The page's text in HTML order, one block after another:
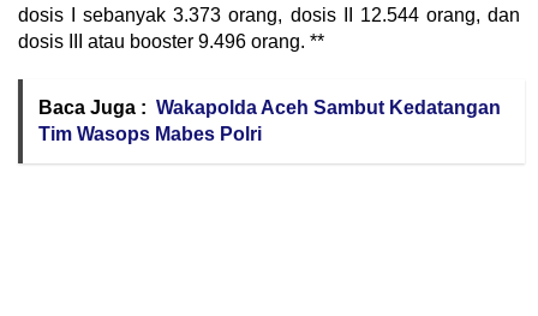
dosis I sebanyak 3.373 orang, dosis II 12.544 orang, dan
dosis III atau booster 9.496 orang. **
Baca Juga : Wakapolda Aceh Sambut Kedatangan
Tim Wasops Mabes Polri